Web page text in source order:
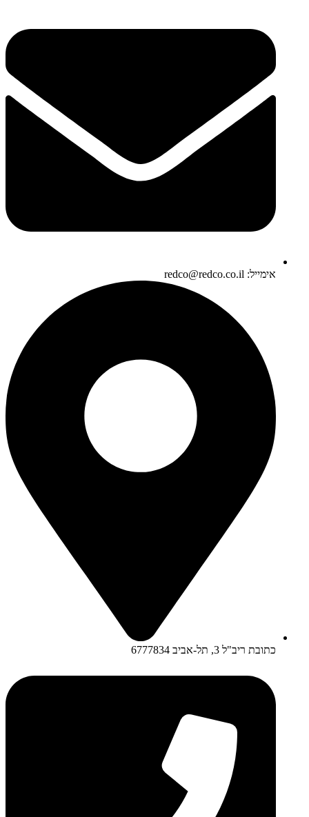
אימייל: redco@redco.co.il
כתובת ריב"ל 3, תל-אביב 6777834